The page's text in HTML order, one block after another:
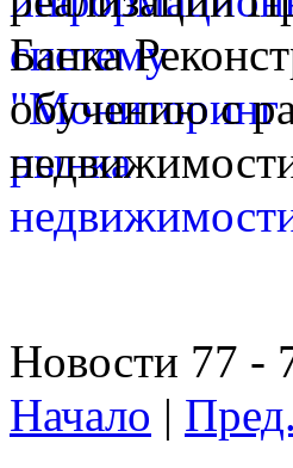
Банка
обучению с
Новости 77 -
Начало | Пред.